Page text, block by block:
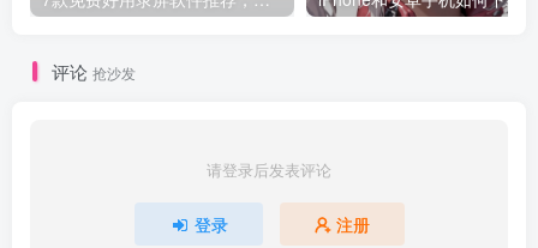
评论 抢沙发
请登录后发表评论
登录 注册